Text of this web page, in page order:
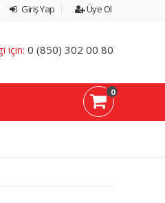
Giriş Yap Üye Ol
için: 0 (850) 302 00 80
0